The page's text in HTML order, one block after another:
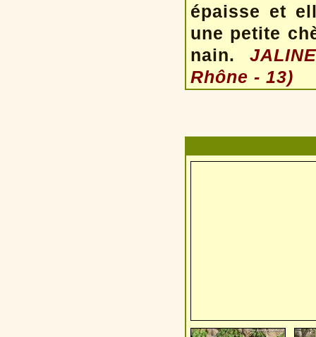
épaisse et
une petite
nain.
Rhône - 13)